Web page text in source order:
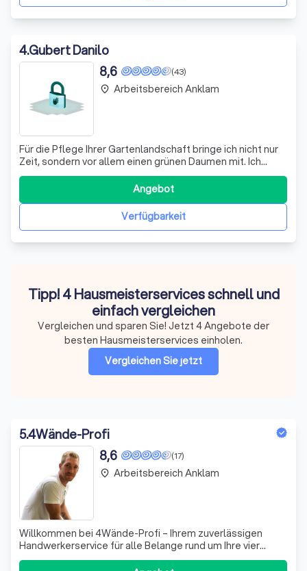
4.Gubert Danilo
(43)
8,6
Für die Pflege Ihrer Gartenlandschaft bringe ich nicht nur
Zeit, sondern vor allem einen grünen Daumen mit. Ich
kümmere mich leidenschaftlich um Ihre Grünflächen und
biete Ihnen eine Vielzahl von Dienstleistungen an. Ob es
um die kreative Landschaftsgestaltung, das präzise
Rasenmähen, das gründlicheVerfügbarkeit
Angebot
place Arbeitsbereich Anklam
Tipp! 4 Hausmeisterservices schnell und
einfach vergleichen
Vergleichen und sparen Sie! Jetzt 4 Angebote der
besten Hausmeisterservices einholen.
Vergleichen Sie jetzt
5.4Wände-Profi
(17)
8,6
Willkommen bei 4Wände-Profi – Ihrem zuverlässigen
Handwerkerservice für alle Belange rund um Ihre vier
Wände! Ich bin Robert Meier, Geschäftsführer und
place Arbeitsbereich Anklam